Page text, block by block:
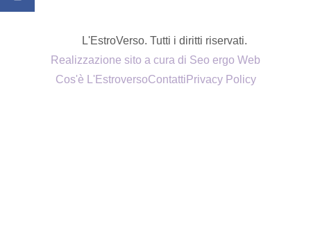
L'EstroVerso. Tutti i diritti riservati.
Realizzazione sito a cura di Seo ergo Web
Cos'è L'EstroversoContatti Privacy Policy